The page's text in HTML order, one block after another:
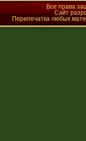
Все права
Сайт
Перепечатка любых